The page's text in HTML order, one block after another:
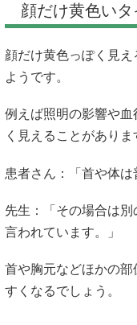
顔だけ黄色いタ
顔だけ黄色っぽく見
ようです。
例えば照明の影響や
く見えることがありま
患者さん：「首や体は
先生：「その場合は
言われています。」
首や胸元などほかの
すくなるでしょう。